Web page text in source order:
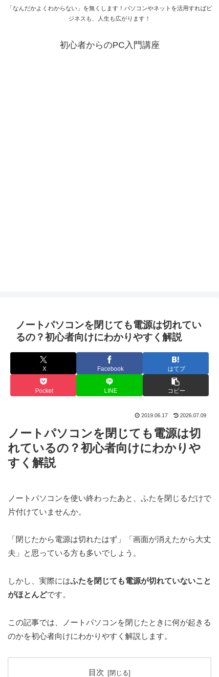
「なんだかよくわからない」を無くします！パソコンやネットを活用すればビ
ジネスも、人生も広がります！
初心者からのPC入門講座
ノートパソコンを閉じても電源は切れてい
るの？初心者向けにわかりやすく解説
X Facebook はてブ
Pocket LINE コピー
2019.06.17 2026.07.09
ノートパソコンを閉じても電源は切
れているの？初心者向けにわかりや
すく解説
ノートパソコンを使い終わったあと、ふたを閉じるだけで
片付けていませんか。
「閉じたから電源は切れたはず」「画面が消えたから大丈
夫」と思っている方も多いでしょう。
しかし、実際にはふたを閉じても電源が切れていないこと
がほとんどです。
この記事では、ノートパソコンを閉じたときに何が起きる
のかを初心者向けにわかりやすく解説します。
目次